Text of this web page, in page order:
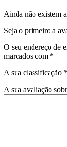
Ainda não existem
Seja o primeiro a
O seu endereço de
marcados com *
A sua classificação *
A sua avaliação